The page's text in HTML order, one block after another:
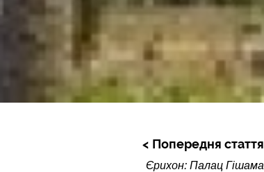
Попередня стаття
Єрихон: Палац Гішама